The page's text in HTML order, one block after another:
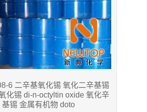
6 二辛基氧化锡 氧化二辛基锡
化锡 di-n-octyltin oxide 氧化辛
基锡 金属有机物 doto